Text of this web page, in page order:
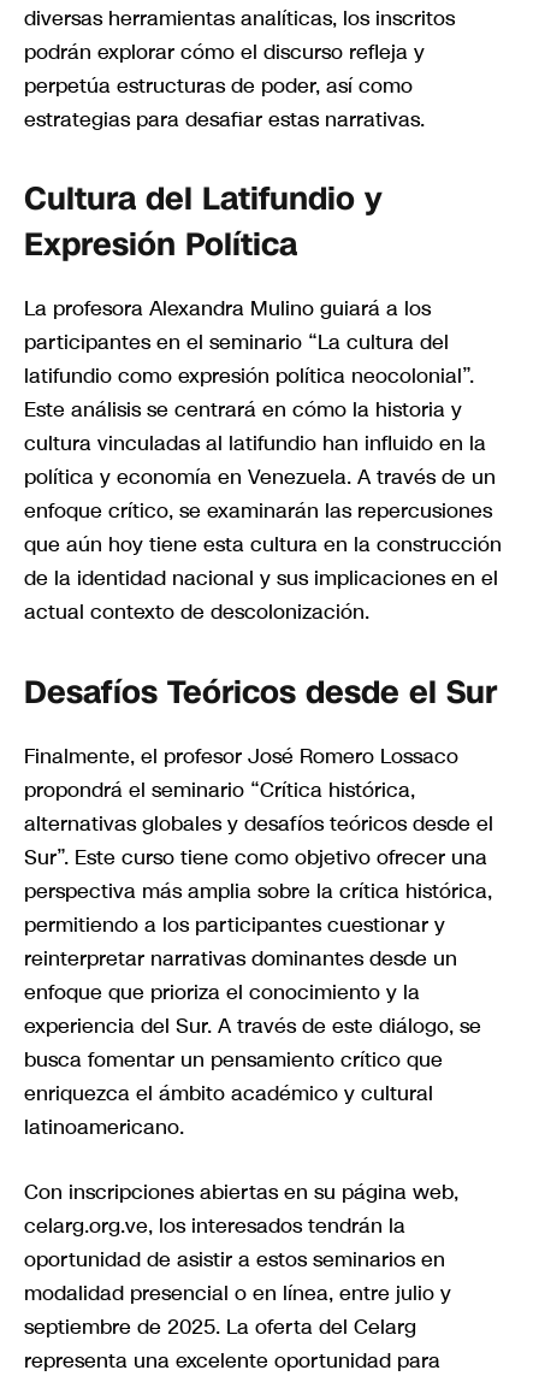
diversas herramientas analíticas, los inscritos
podrán explorar cómo el discurso refleja y
perpetúa estructuras de poder, así como
estrategias para desafiar estas narrativas.
Cultura del Latifundio y
Expresión Política
La profesora Alexandra Mulino guiará a los
participantes en el seminario “La cultura del
latifundio como expresión política neocolonial”.
Este análisis se centrará en cómo la historia y
cultura vinculadas al latifundio han influido en la
política y economía en Venezuela. A través de un
enfoque crítico, se examinarán las repercusiones
que aún hoy tiene esta cultura en la construcción
de la identidad nacional y sus implicaciones en el
actual contexto de descolonización.
Desafíos Teóricos desde el Sur
Finalmente, el profesor José Romero Lossaco
propondrá el seminario “Crítica histórica,
alternativas globales y desafíos teóricos desde el
Sur”. Este curso tiene como objetivo ofrecer una
perspectiva más amplia sobre la crítica histórica,
permitiendo a los participantes cuestionar y
reinterpretar narrativas dominantes desde un
enfoque que prioriza el conocimiento y la
experiencia del Sur. A través de este diálogo, se
busca fomentar un pensamiento crítico que
enriquezca el ámbito académico y cultural
latinoamericano.
Con inscripciones abiertas en su página web,
celarg.org.ve, los interesados tendrán la
oportunidad de asistir a estos seminarios en
modalidad presencial o en línea, entre julio y
septiembre de 2025. La oferta del Celarg
representa una excelente oportunidad para